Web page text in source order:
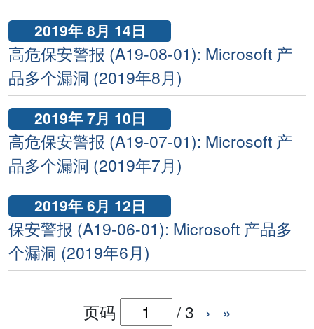
2019年 8月 14日
高危保安警报 (A19-08-01): Microsoft 产
品多个漏洞 (2019年8月)
2019年 7月 10日
高危保安警报 (A19-07-01): Microsoft 产
品多个漏洞 (2019年7月)
2019年 6月 12日
保安警报 (A19-06-01): Microsoft 产品多
个漏洞 (2019年6月)
页码 /3 › »